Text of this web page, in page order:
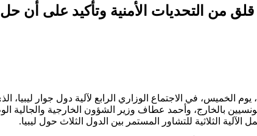
قلق من التحديات الأمنية وتأكيد على أن حل
الخميس، في الاجتماع الوزاري الرابع لآلية دول جوار ليبيا،
بالخارج، وأحمد عطاف وزير الشؤون الخارجية والجالية
الآلية الثلاثية للتشاور المستمر بين الدول الثلاث حول ليبيا.